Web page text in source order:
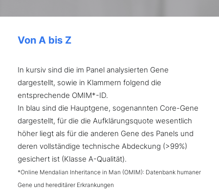
Von A bis Z
In kursiv sind die im Panel analysierten Gene
dargestellt, sowie in Klammern folgend die
entsprechende OMIM*-ID.
In blau sind die Hauptgene, sogenannten Core-Gene
dargestellt, für die die Aufklärungsquote wesentlich
höher liegt als für die anderen Gene des Panels und
deren vollständige technische Abdeckung (>99%)
gesichert ist (Klasse A-Qualität).
*Online Mendalian Inheritance in Man (OMIM): Datenbank humaner
Gene und hereditärer Erkrankungen